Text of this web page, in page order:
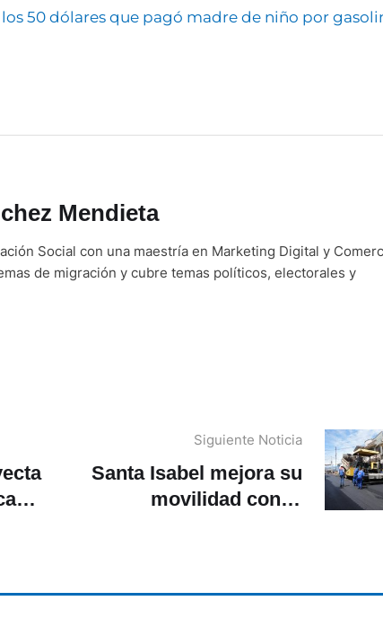
50 dólares que pagó madre de niño por
Mendieta
Social con una maestría en Marketing Digital y
de migración y cubre temas políticos, electorales y
Siguiente Noticia
Santa Isabel mejora su
movilidad con la